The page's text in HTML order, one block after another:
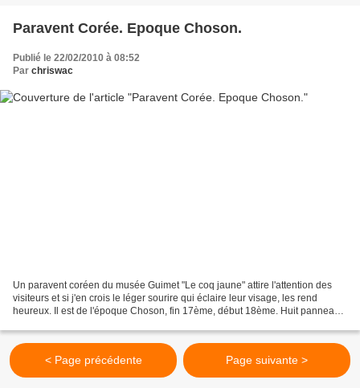
Paravent Corée. Epoque Choson.
Publié le 22/02/2010 à 08:52
Par chriswac
Un paravent coréen du musée Guimet "Le coq jaune" attire l'attention des
visiteurs et si j'en crois le léger sourire qui éclaire leur visage, les rend
heureux. Il est de l'époque Choson, fin 17ème, début 18ème. Huit panneaux
< Page précédente Page suivante >